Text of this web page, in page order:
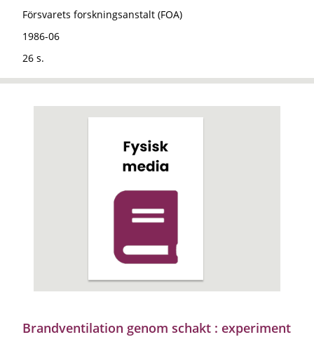
Försvarets forskningsanstalt (FOA)
1986-06
26 s.
Brandventilation genom schakt : experiment